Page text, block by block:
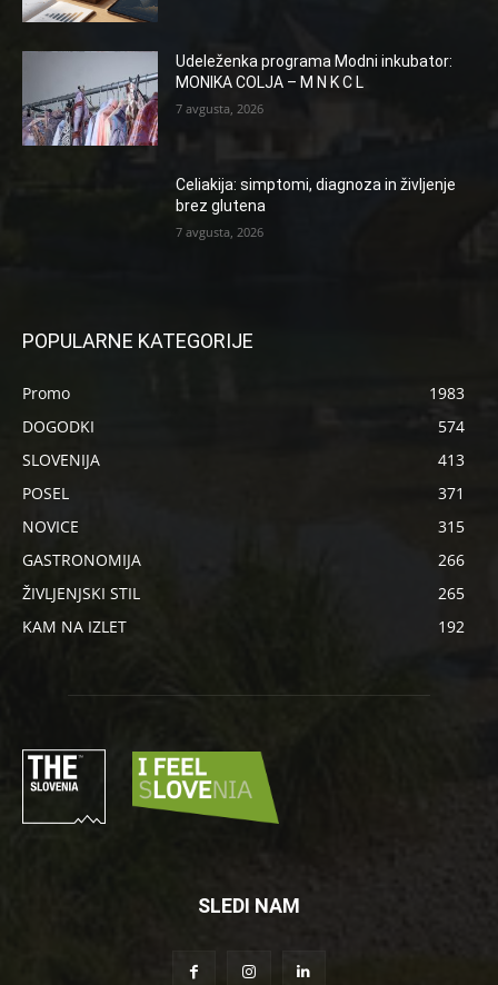
Udeleženka programa Modni inkubator:
MONIKA COLJA – M N K C L
7 avgusta, 2026
Celiakija: simptomi, diagnoza in življenje
brez glutena
7 avgusta, 2026
POPULARNE KATEGORIJE
Promo
1983
DOGODKI
574
SLOVENIJA
413
POSEL
371
NOVICE
315
GASTRONOMIJA
266
ŽIVLJENJSKI STIL
265
KAM NA IZLET
192
SLEDI NAM